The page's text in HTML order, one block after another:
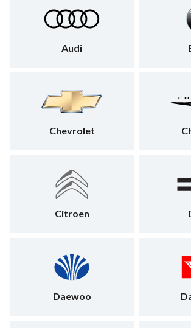
Audi
Chevrolet
Citroen
Daewoo